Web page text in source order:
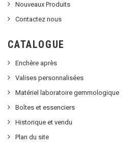
Nouveaux Produits
Contactez nous
CATALOGUE
Enchère après
Valises personnalisées
Matériel laboratoire gemmologique
Boîtes et essenciers
Historique et vendu
Plan du site